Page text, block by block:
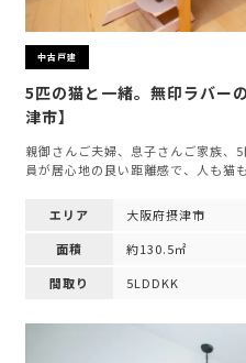
中古戸建
5匹の猫と一緒。無印ラバー
津市】
親御さんご夫婦、息子さんご家族、
員が居心地の良い距離感で、人も
エリア
大阪府摂津市
面積
約130.5㎡
間取り
5LDDKK